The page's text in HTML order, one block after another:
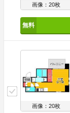
画像：20枚
画像：20枚